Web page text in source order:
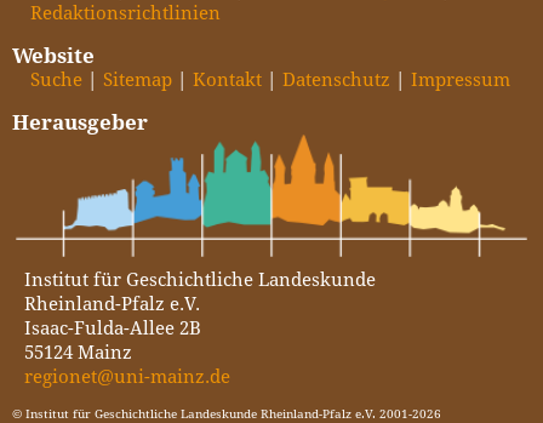
Redaktionsrichtlinien
Website
Suche Sitemap Kontakt Datenschutz Impressum
Herausgeber
Institut für Geschichtliche Landeskunde
Rheinland-Pfalz e.V.
Isaac-Fulda-Allee 2B
55124 Mainz
regionet@uni-mainz.de
© Institut für Geschichtliche Landeskunde Rheinland-Pfalz e.V. 2001-2026